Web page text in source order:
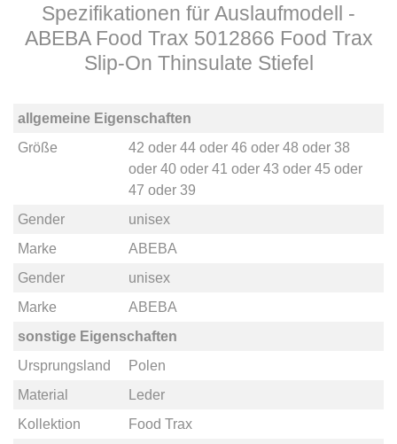
Spezifikationen für Auslaufmodell -
ABEBA Food Trax 5012866 Food Trax
Slip-On Thinsulate Stiefel
allgemeine Eigenschaften
Größe
42 oder 44oder 46 oder 48 oder 38
oder 40oder 41 oder 43 oder 45 oder
47 oder 39
Gender
unisex
Marke
ABEBA
Gender
unisex
Marke
ABEBA
sonstige Eigenschaften
Ursprungsland
Polen
Material
Leder
Kollektion
Food Trax